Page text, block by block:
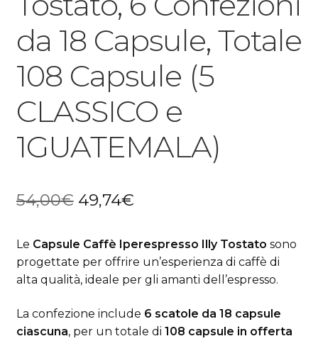
da 18 Capsule, Totale
108 Capsule (5
CLASSICO e
1GUATEMALA)
54,00€ Il
originale
era:
49,74€Il
attuale
è:
Le Capsule Caffè Iperespresso Illy Tostato sono
progettate per offrire un’esperienza di caffè di
alta qualità, ideale per gli amanti dell’espresso.
La confezione include 6 scatole da 18 capsule
ciascuna, per un totale di 108 capsule in offerta